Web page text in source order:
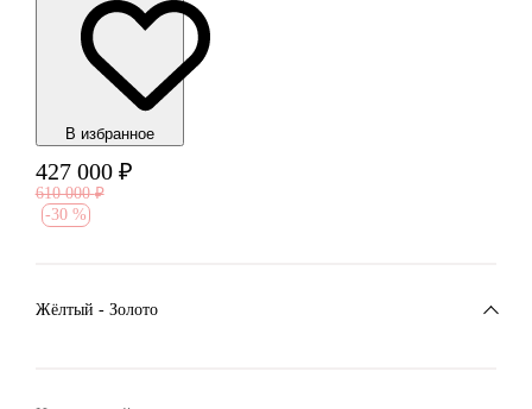
В избранноe
427 000 ₽
610 000 ₽
-30 %
Жёлтый - Золото